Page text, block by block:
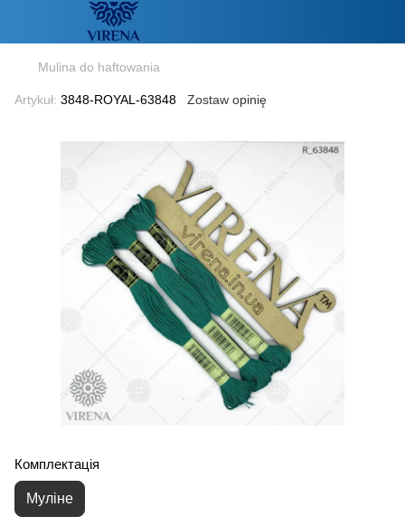
Mulina do haftowania
Artykuł: 3848-ROYAL-63848 Zostaw opinię
Комплектація
Муліне